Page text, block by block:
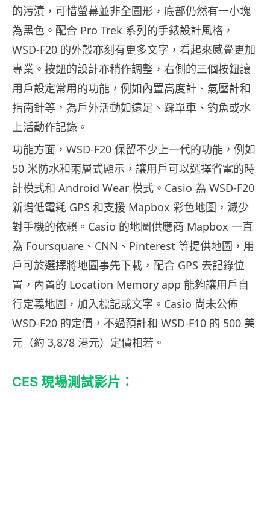
的污漬，可惜螢幕並非全圓形，底部仍然有一小塊
為黑色。配合 Pro Trek 系列的手錶設計風格，
WSD-F20 的外殼亦刻有更多文字，看起來感覺更加
專業。按鈕的設計亦稍作調整，右側的三個按鈕讓
用戶設定常用的功能，例如內置高度計、氣壓計和
指南針等，為戶外活動如遠足、踩單車、釣魚或水
上活動作記錄。
功能方面，WSD-F20 保留不少上一代的功能，例如
50 米防水和兩層式顯示，讓用戶可以選擇省電的時
計模式和 Android Wear 模式。Casio 為 WSD-F20
新增低電耗 GPS 和支援 Mapbox 彩色地圖，減少
對手機的依賴。Casio 的地圖供應商 Mapbox 一直
為 Foursquare、CNN、Pinterest 等提供地圖，用
戶可於選擇將地圖事先下載，配合 GPS 去記錄位
置，內置的 Location Memory app 能夠讓用戶自
行定義地圖，加入標記或文字。Casio 尚未公佈
WSD-F20 的定價，不過預計和 WSD-F10 的 500 美
元（約 3,878 港元）定價相若。
CES 現場測試影片：